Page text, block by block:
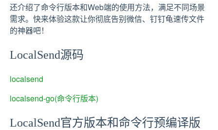
还介绍了命令行版本和Web端的使用方法，满足不同场景
需求。快来体验这款让你彻底告别微信、钉钉龟速传文件
的神器吧！
LocalSend源码
localsend
localsend-go(命令行版本)
LocalSend官方版本和命令行预编译版